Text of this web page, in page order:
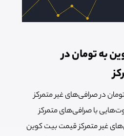
به تومان در
در صرافی‌های غیر متمرکز
با صرافی‌های متمرکز
غیر متمرکز قیمت بیت کوین